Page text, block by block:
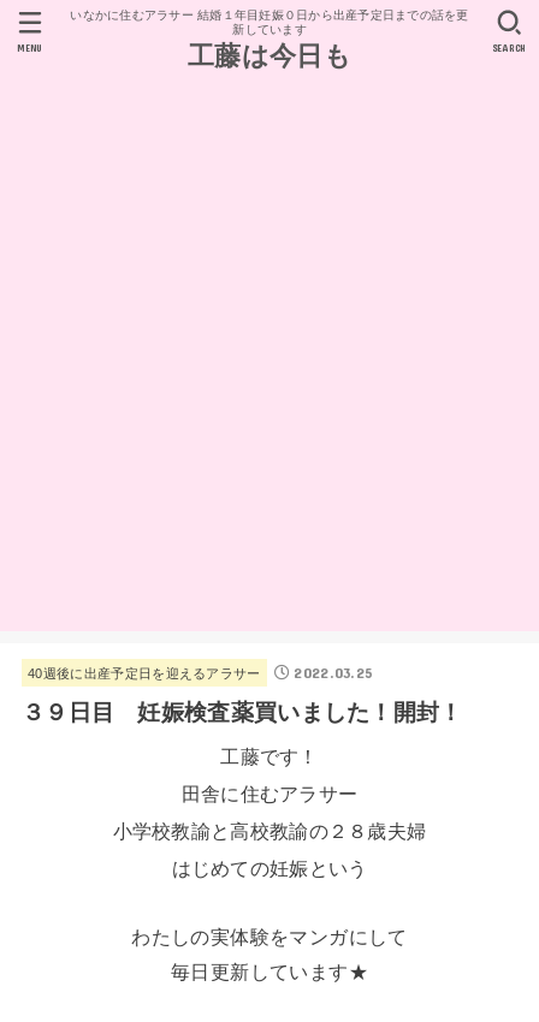
いなかに住むアラサー 結婚１年目妊娠０日から出産予定日までの話を更
新しています
工藤は今日も SEARCH
MENU
40週後に出産予定日を迎えるアラサー 2022.03.25
３９日目 妊娠検査薬買いました！開封！
工藤です！
田舎に住むアラサー
小学校教諭と高校教諭の２８歳夫婦
はじめての妊娠という
わたしの実体験をマンガにして
毎日更新しています★